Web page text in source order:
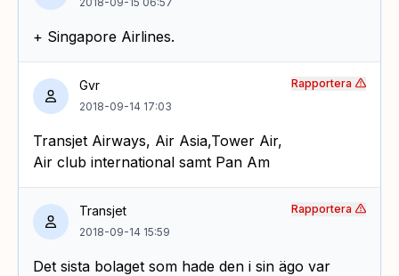
+ Singapore Airlines.
Gvr
2018-09-14 17:03
Transjet Airways, Air Asia,Tower Air,
Air club international samt Pan Am
Rapportera
Transjet
2018-09-14 15:59
Det sista bolaget som hade den i sin ägo var
Rapportera